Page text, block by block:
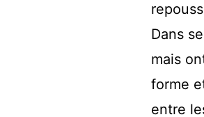
Dans
mais
forme
entre